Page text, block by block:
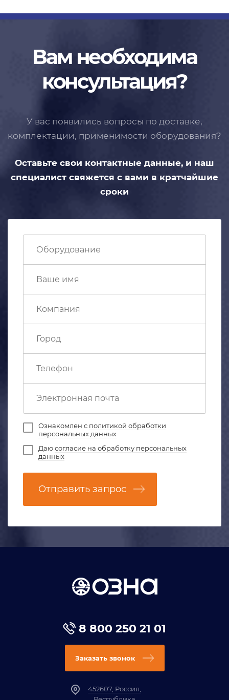
Вам необходима
консультация?
У вас появились вопросы по доставке,
комплектации, применимости оборудования?
Оставьте свои контактные данные, и наш
специалист свяжется с вами в кратчайшие
сроки
Ознакомлен с политикой обработки
персональных данных
Даюсогласие на обработку персональных
данных
Отправить запрос
8 800 250 21 01
Заказать звонок
452607, Россия,